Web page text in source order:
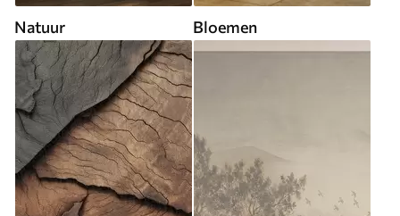
Natuur Bloemen